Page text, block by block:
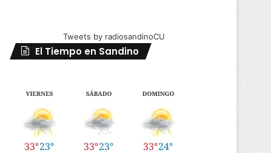
Tweets by radiosandinoCU
El Tiempo en Sandino